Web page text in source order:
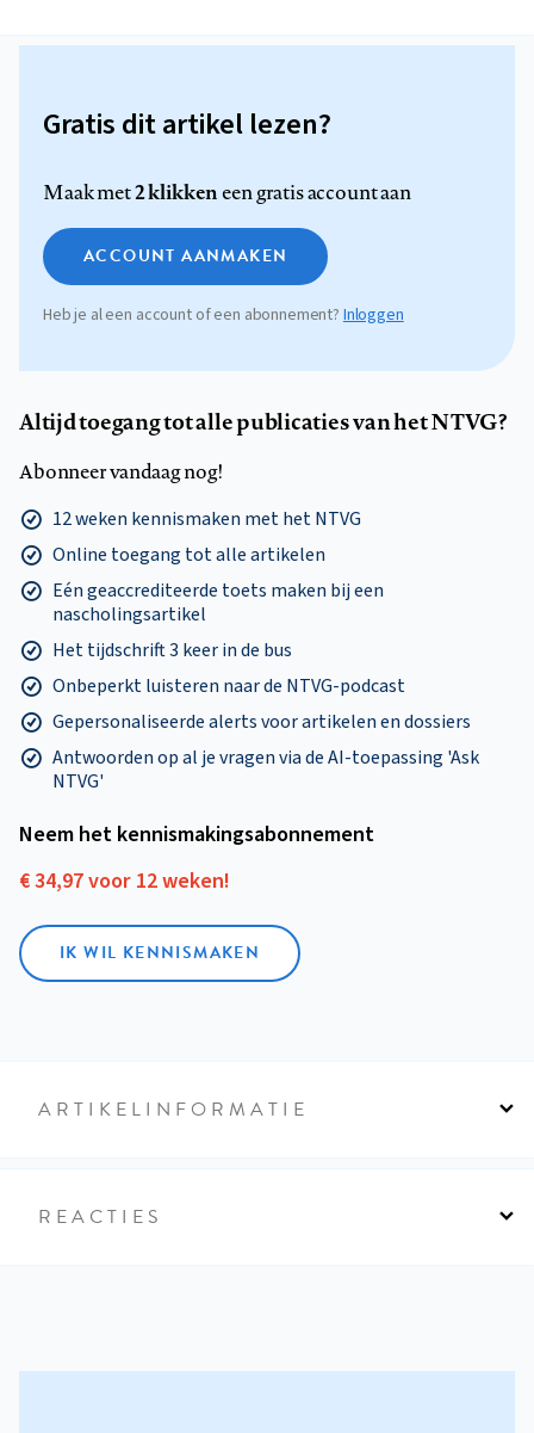
Gratis dit artikel lezen?
Maak met2 klikkeneen gratis account aan
ACCOUNT AANMAKEN
Heb je al een account of een abonnement? Inloggen
Altijd toegang tot alle publicaties van het NTVG?
Abonneer vandaag nog!
12 weken kennismaken met het NTVG
Online toegang tot alle artikelen
Eén geaccrediteerde toets maken bij een
nascholingsartikel
Het tijdschrift 3 keer in de bus
Onbeperkt luisteren naar de NTVG-podcast
Gepersonaliseerde alerts voor artikelen en dossiers
Antwoorden op al je vragen via de AI-toepassing 'Ask
NTVG'
Neem het kennismakings­abonnement
€ 34,97 voor 12 weken!
IK WIL KENNISMAKEN
ARTIKELINFORMATIE
REACTIES